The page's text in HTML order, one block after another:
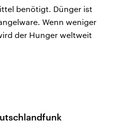
benötigt. Dünger ist
Wenn weniger
der Hunger weltweit